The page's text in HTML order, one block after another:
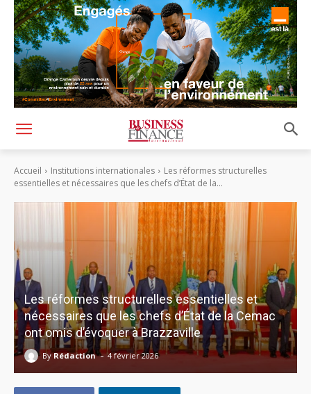
Accueil Institutions internationales
Les réformes structurelles
essentielles et nécessaires que les chefs d’État de la...
Les réformes structurelles essentielles et
nécessaires que les chefs d’État de la Cemac
ont omis d’évoquer à Brazzaville
By Rédaction - 4 février 2026